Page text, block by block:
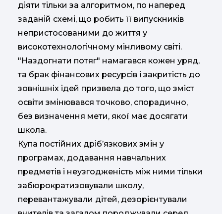
діяти тільки за алгоритмом, по наперед
заданій схемі, що робить її випускників
непристосованими до життя у
високотехнологічному мінливому світі.
"Наздогнати потяг" намагався кожен уряд,
та брак фінансових ресурсів і закритість до
зовнішніх ідей призвела до того, що зміст
освіти змінювався точково, спорадично,
без визначення мети, якої має досягати
школа.
Купа постійних дріб’язкових змін у
програмах, додавання навчальних
предметів і неузгодженість між ними тільки
забюрократизовували школу,
перевантажували дітей, дезорієнтували